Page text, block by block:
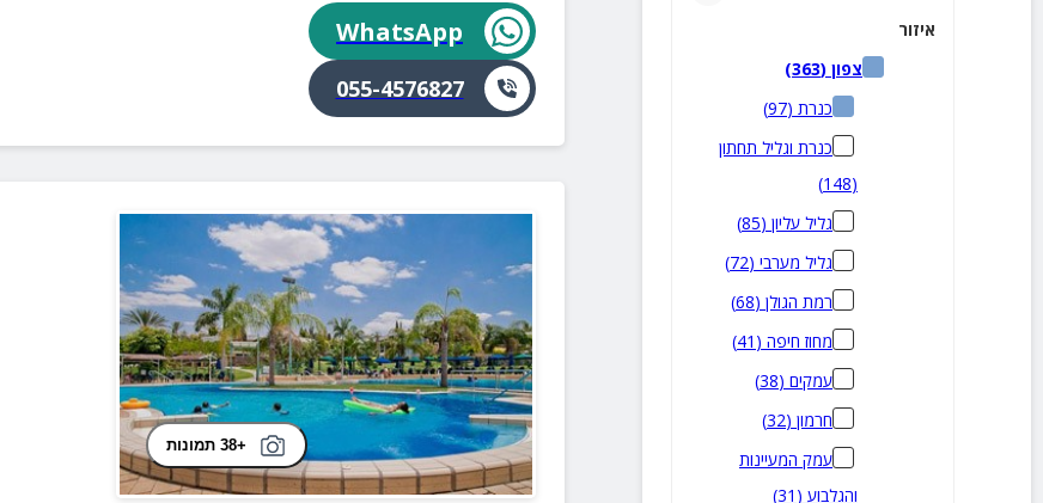
איזור
צפון (
363
)
כנרת (
97
)
כנרת וגליל תחתון
(
148
)
גליל עליון (
85
)
גליל מערבי (
72
)
רמת הגולן (
68
)
מחוז חיפה (
41
)
עמקים (
38
)
חרמון (
32
)
עמק המעיינות
והגלבוע (
31
)
WhatsApp
055-4576827
+38 תמונות